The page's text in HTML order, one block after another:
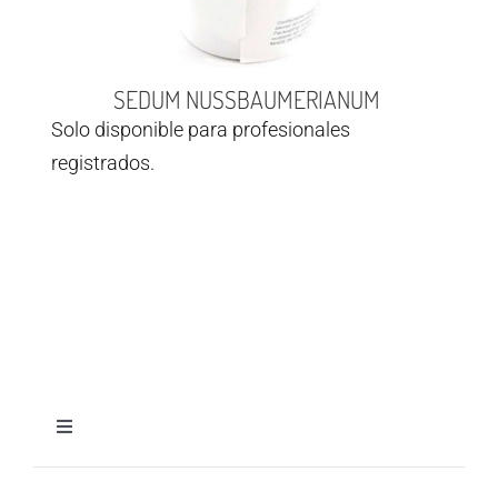
SEDUM NUSSBAUMERIANUM
Solo disponible para profesionales
registrados.
Toggle